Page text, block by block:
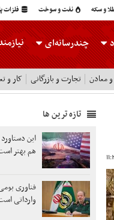
و سکه نفت و سوخت فلزات
چندرسانه‌ای
معادن تجارت و بازرگانی کار و
تازه ترین ها
این
هم بهتر
فناوری بومی
وارداتی